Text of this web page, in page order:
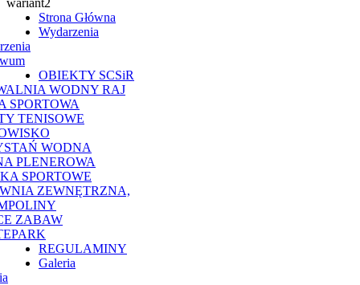
Strona Główna
Wydarzenia
OBIEKTY SCSiR
WODNY RAJ
SPORTOWA
TENISOWE
WODNA
PLENEROWA
SPORTOWE
ZEWNĘTRZNA,
ZABAW
REGULAMINY
Galeria